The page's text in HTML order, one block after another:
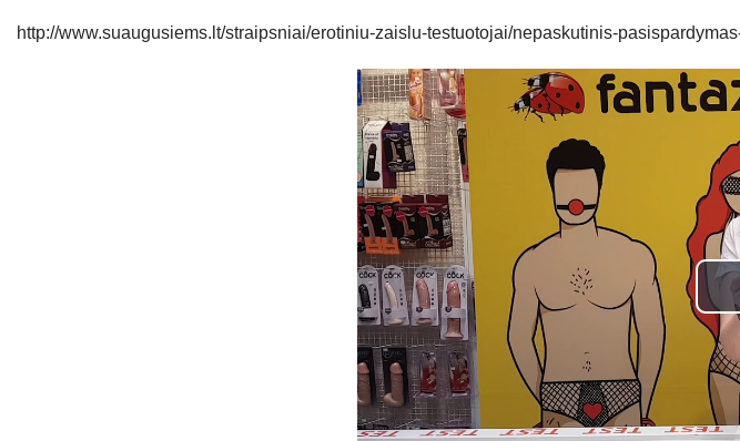
http://www.suaugusiems.lt/straipsniai/erotiniu-zaislu-testuotojai/nepaskutinis-